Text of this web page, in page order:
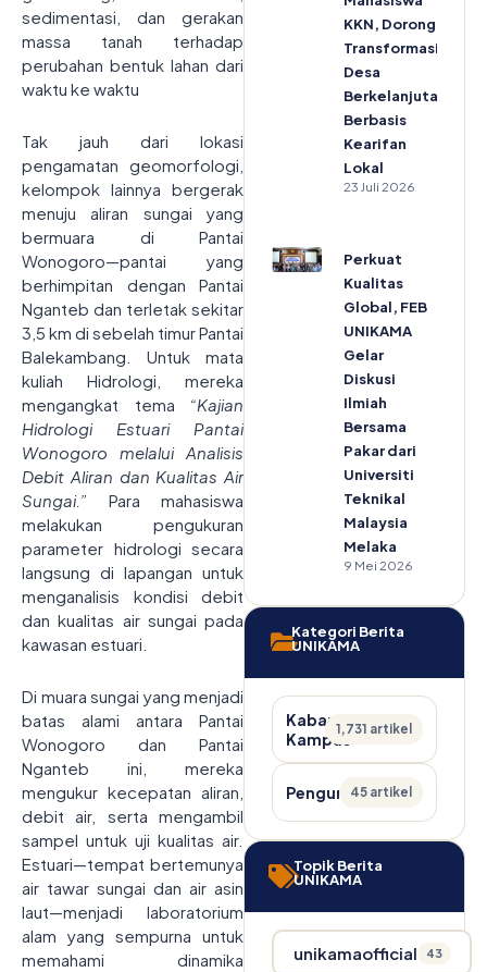
sedimentasi, dan gerakan
massa tanah terhadap
perubahan bentuk lahan dari
waktu ke waktu
Tak jauh dari lokasi
pengamatan geomorfologi,
kelompok lainnya bergerak
menuju aliran sungai yang
bermuara di Pantai
Wonogoro—pantai yang
berhimpitan dengan Pantai
Nganteb dan terletak sekitar
3,5 km di sebelah timur Pantai
Balekambang. Untuk mata
kuliah Hidrologi, mereka
mengangkat tema “Kajian
Hidrologi Estuari Pantai
Wonogoro melalui Analisis
Debit Aliran dan Kualitas Air
Sungai.” Para mahasiswa
melakukan pengukuran
parameter hidrologi secara
langsung di lapangan untuk
menganalisis kondisi debit
dan kualitas air sungai pada
kawasan estuari.
Di muara sungai yang menjadi
batas alami antara Pantai
Wonogoro dan Pantai
Nganteb ini, mereka
mengukur kecepatan aliran,
debit air, serta mengambil
sampel untuk uji kualitas air.
Estuari—tempat bertemunya
air tawar sungai dan air asin
laut—menjadi laboratorium
alam yang sempurna untuk
memahami dinamika
KKN, Dorong
Transformasi
Desa
Berkelanjutan
Berbasis
Kearifan
Lokal
23 Juli 2026
Perkuat
Kualitas
Global, FEB
UNIKAMA
Gelar
Diskusi
Ilmiah
Bersama
Pakar dari
Universiti
Teknikal
Malaysia
Melaka
9 Mei 2026
Kategori Berita
UNIKAMA
Kabar
Kampus
1,731 artikel
Pengumuman
45 artikel
Topik Berita
UNIKAMA
unikamaofficial 43